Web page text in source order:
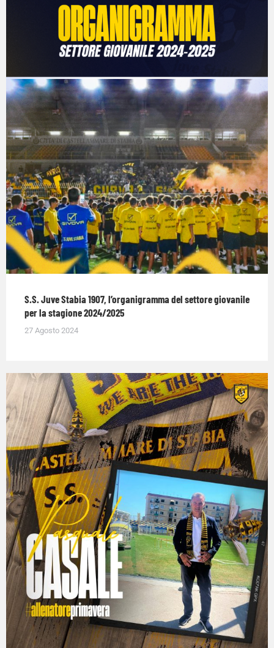
S.S. Juve Stabia 1907, l’organigramma del settore giovanile
per la stagione 2024/2025
27 Agosto 2024